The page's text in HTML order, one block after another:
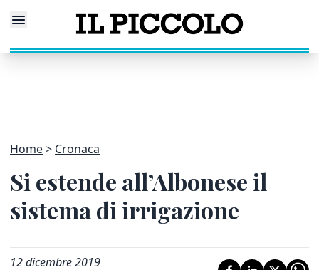
Home Cronaca
Si estende all’Albonese il
sistema di irrigazione
12 dicembre 2019